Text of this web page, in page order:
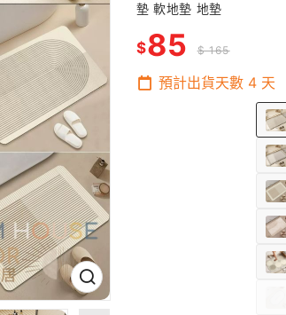
墊 軟地墊 地墊
$85 $ 165
預計出貨天數 4 天